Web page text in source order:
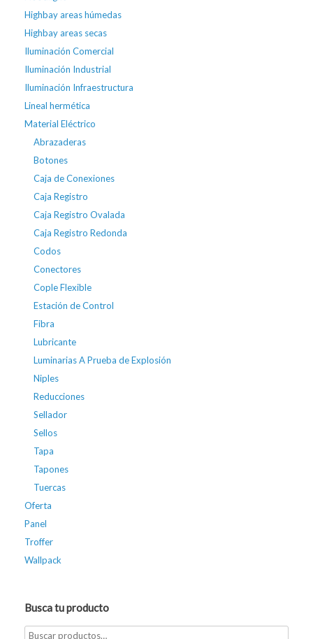
Highbay areas húmedas
Highbay areas secas
Iluminación Comercial
Iluminación Industrial
Iluminación Infraestructura
Lineal hermética
Material Eléctrico
Abrazaderas
Botones
Caja de Conexiones
Caja Registro
Caja Registro Ovalada
Caja Registro Redonda
Codos
Conectores
Cople Flexible
Estación de Control
Fibra
Lubricante
Luminarias A Prueba de Explosión
Niples
Reducciones
Sellador
Sellos
Tapa
Tapones
Tuercas
Oferta
Panel
Troffer
Wallpack
Busca tu producto